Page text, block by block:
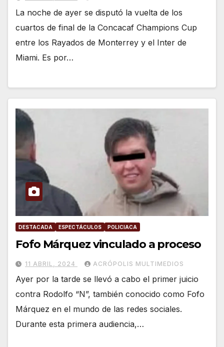
La noche de ayer se disputó la vuelta de los
cuartos de final de la Concacaf Champions Cup
entre los Rayados de Monterrey y el Inter de
Miami. Es por…
DESTACADA ESPECTÁCULOS POLICIACA
Fofo Márquez vinculado a proceso
11 ABRIL, 2024 ACRÓPOLIS MULTIMEDIOS
Ayer por la tarde se llevó a cabo el primer juicio
contra Rodolfo “N”, también conocido como Fofo
Márquez en el mundo de las redes sociales.
Durante esta primera audiencia,…